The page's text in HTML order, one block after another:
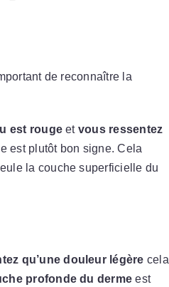
de reconnaître la
est rouge et vous ressentez
est plutôt bon signe. Cela
la couche superficielle du
qu’une douleur légère cela
profonde du derme est